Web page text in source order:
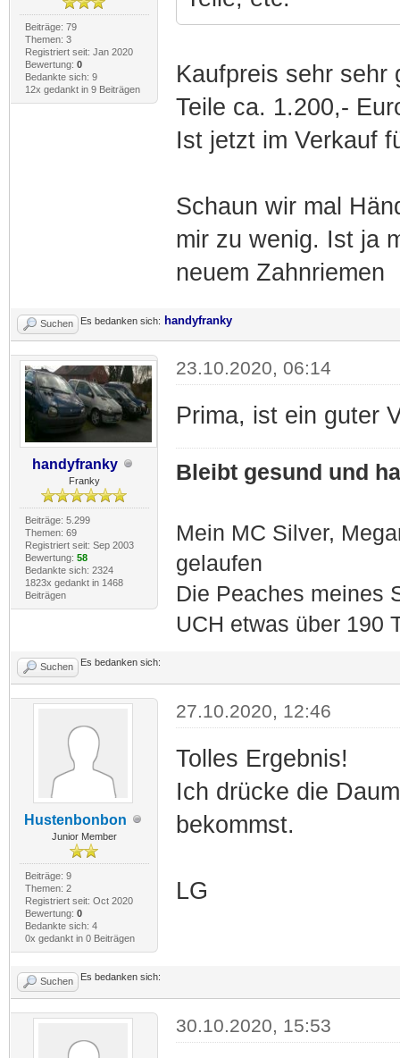
Beiträge: 79
Themen: 3
Registriert seit: Jan 2020
Bewertung: 0
Bedankte sich: 9
12x gedankt in 9 Beiträgen
Kaufpreis sehr sehr
Teile ca. 1.200,-
Ist jetzt im Verkauf
Schaun wir mal
mir zu wenig. Ist ja
neuem Zahnriemen
Suchen Es bedanken sich: handyfranky
handyfranky
Franky
Beiträge: 5.299
Themen: 69
Registriert seit: Sep 2003
Bewertung: 58
Bedankte sich: 2324
1823x gedankt in 1468
Beiträgen
23.10.2020, 06:14
Prima, ist ein guter
Bleibt gesund und
Mein MC Silver,
gelaufen
Die Peaches meines
UCH etwas über 190
Suchen Es bedanken sich:
Hustenbonbon
Junior Member
Beiträge: 9
Themen: 2
Registriert seit: Oct 2020
Bewertung: 0
Bedankte sich: 4
0x gedankt in 0 Beiträgen
27.10.2020, 12:46
Tolles Ergebnis!
Ich drücke die
bekommst.
LG
Suchen Es bedanken sich:
30.10.2020, 15:53